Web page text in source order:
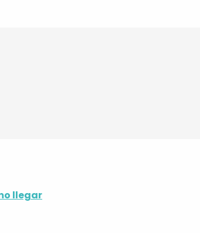
llegar